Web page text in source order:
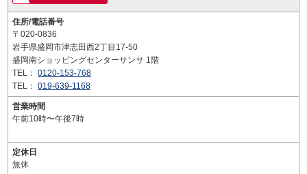
住所/電話番号
〒020-0836
岩手県盛岡市津志田西2丁目17-50
盛岡南ショッピングセンターサンサ 1階
TEL： 0120-153-768
TEL： 019-639-1168
営業時間
午前10時〜午後7時
定休日
無休